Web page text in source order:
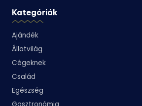
Kategóriák
Ajándék
Állatvilág
Cégeknek
Család
Egészség